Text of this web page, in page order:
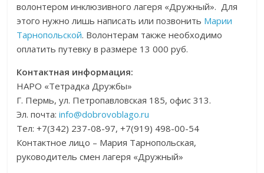
волонтером инклюзивного лагеря «Дружный». Для
этого нужно лишь написать или позвонить Марии
Тарнопольской. Волонтерам также необходимо
оплатить путевку в размере 13 000 руб.
Контактная информация:
НАРО «Тетрадка Дружбы»
Г. Пермь, ул. Петропавловская 185, офис 313.
Эл. почта:info@dobrovoblago.ru
Тел: +7(342) 237-08-97, +7(919) 498-00-54
Контактное лицо – Мария Тарнопольская,
руководитель смен лагеря «Дружный»